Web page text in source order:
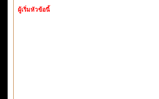
ผู้เริ่มหัวข้อนี้